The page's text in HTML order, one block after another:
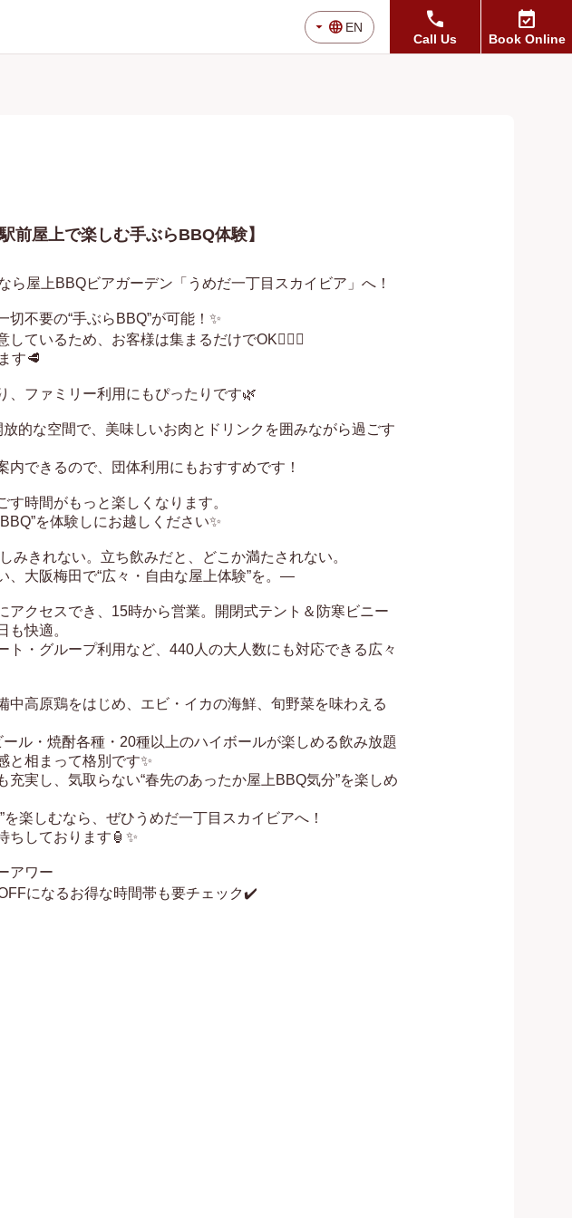
arrow_drop_down language EN call
Call Us
event_available
Book Online
前屋上で楽しむ手ぶらBBQ体験】
ら屋上BBQビアガーデン「うめだ一丁目スカイビア」へ！
不要の“手ぶらBBQ”が可能！✨
ているため、お客様は集まるだけでOK🙆🏻‍♀️
す🥩
、ファミリー利用にもぴったりです🌿
的な空間で、美味しいお肉とドリンクを囲みながら過ごす
内できるので、団体利用にもおすすめです！
す時間がもっと楽しくなります。
を体験しにお越しください✨
みきれない。立ち飲みだと、どこか満たされない。
、大阪梅田で“広々・自由な屋上体験”を。―
アクセスでき、15時から営業。開閉式テント＆防寒ビニー
も快適。
ト・グループ利用など、440人の大人数にも対応できる広々
中高原鶏をはじめ、エビ・イカの海鮮、旬野菜を味わえる
ル・焼酎各種・20種以上のハイボールが楽しめる飲み放題
と相まって格別です✨
充実し、気取らない“春先のあったか屋上BBQ気分”を楽しめ
を楽しむなら、ぜひうめだ一丁目スカイビアへ！
ちしております🏮✨
アワー
になるお得な時間帯も要チェック✔️